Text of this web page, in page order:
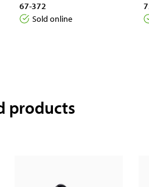
67-372
Sold online
products